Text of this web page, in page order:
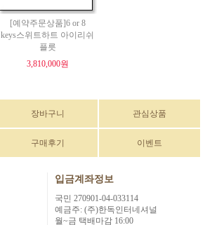
[예약주문상품]6 or 8
keys스위트하트 아이리쉬
플릇
3,810,000원
장바구니 관심상품
구매후기 이벤트
입금계좌정보
국민 270901-04-033114
예금주: (주)한독인터네셔널
월~금 택배마감 16:00